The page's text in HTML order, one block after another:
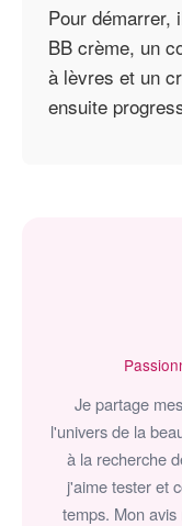
Pour démarrer,
BB crème, un
à lèvres et un
ensuite
Je partage
l'univers de la
à la recherche
j'aime tester et
temps. Mon